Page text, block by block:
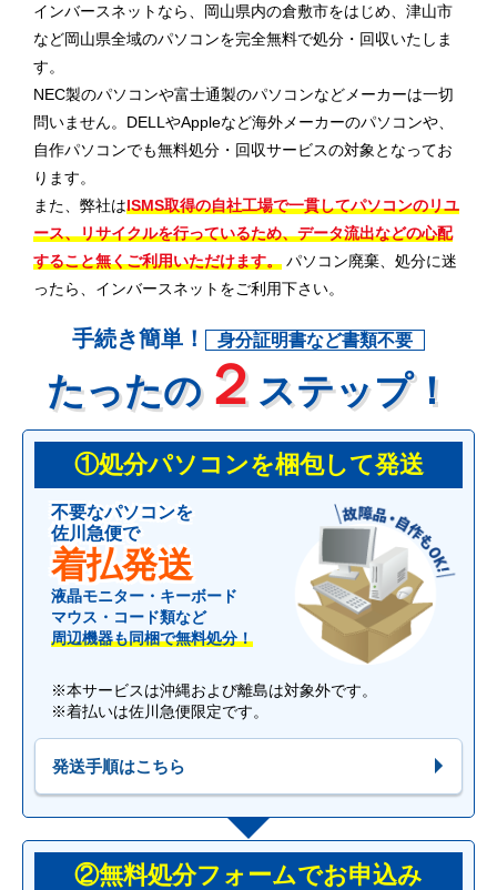
インバースネットなら、岡山県内の倉敷市をはじめ、津山市
など岡山県全域のパソコンを完全無料で処分・回収いたしま
す。
NEC製のパソコンや富士通製のパソコンなどメーカーは一切
問いません。DELLやAppleなど海外メーカーのパソコンや、
自作パソコンでも無料処分・回収サービスの対象となってお
ります。
また、弊社はISMS取得の自社工場で一貫してパソコンのリユ
ース、リサイクルを行っているため、データ流出などの心配
すること無くご利用いただけます。 パソコン廃棄、処分に迷
ったら、インバースネットをご利用下さい。
手続き簡単！ 身分証明書など書類不要
たったの２ ステップ！
①処分パソコンを梱包して発送
不要なパソコンを
佐川急便で
着払発送
液晶モニター・キーボード
マウス・コード類など
周辺機器も同梱で無料処分！
※本サービスは沖縄および離島は対象外です。
※着払いは佐川急便限定です。
発送手順はこちら
②無料処分フォームでお申込み